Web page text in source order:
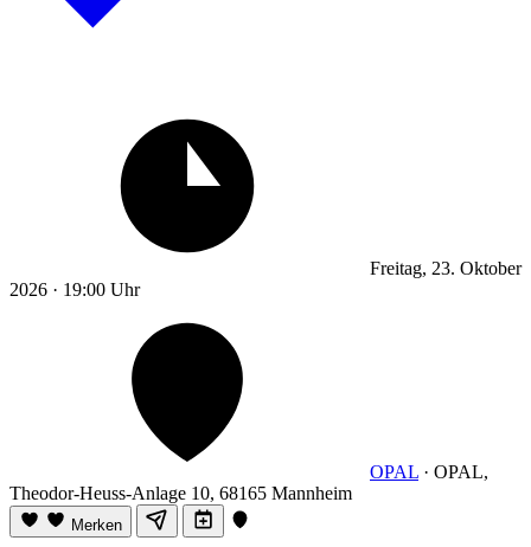
Freitag, 23. Oktober
2026 · 19:00 Uhr
OPAL · OPAL,
Theodor-Heuss-Anlage 10, 68165 Mannheim
Merken